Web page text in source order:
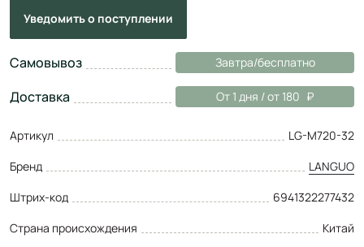
Уведомитьо поступлении
Самовывоз Завтра/бесплатно
Доставка От 1 дня / от 180
Артикул
LG-M720-32
Бренд
LANGUO
Штрих-код
6941322277432
Страна происхождения
Китай